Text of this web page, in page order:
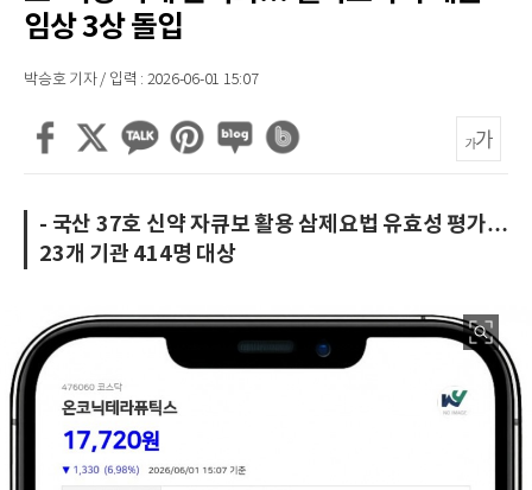
임상 3상 돌입
박승호 기자 / 입력 : 2026-06-01 15:07
- 국산 37호 신약 자큐보 활용 삼제요법 유효성 평가…
23개 기관 414명 대상